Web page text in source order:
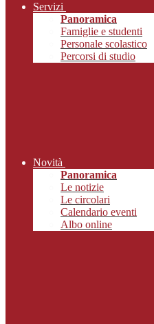
Servizi
Panoramica
Famiglie e studenti
Personale scolastico
Percorsi di studio
Novità
Panoramica
Le notizie
Le circolari
Calendario eventi
Albo online